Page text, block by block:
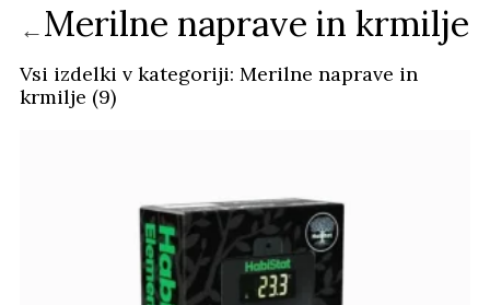
←Merilne naprave in krmilje
Vsi izdelki v kategoriji: Merilne naprave in
krmilje (9)